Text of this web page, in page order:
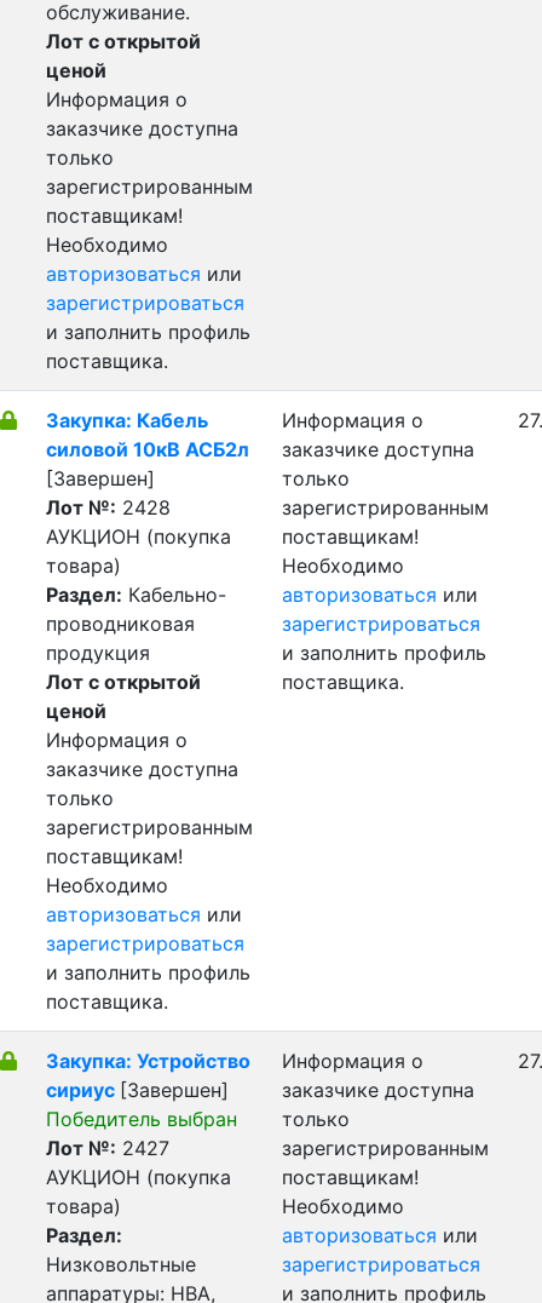
обслуживание.
Лот с открытой
ценой
Информация о
заказчике доступна
только
зарегистрированным
поставщикам!
Необходимо
авторизоваться или
зарегистрироваться
и заполнить профиль
поставщика.
Закупка: Кабель
силовой 10кВ АСБ2л
[Завершен]
Лот №: 2428
АУКЦИОН (покупка
товара)
Раздел: Кабельно-
проводниковая
продукция
Лот с открытой
ценой
Информация о
заказчике доступна
только
зарегистрированным
поставщикам!
Необходимо
авторизоваться или
зарегистрироваться
и заполнить профиль
поставщика.
Информация о
заказчике доступна
только
зарегистрированным
поставщикам!
Необходимо
авторизоваться или
зарегистрироваться
и заполнить профиль
поставщика.
Закупка: Устройство
сириус [Завершен]
Победитель выбран
Лот №: 2427
АУКЦИОН (покупка
товара)
Раздел:
Низковольтные
аппаратуры: НВА,
Информация о
заказчике доступна
только
зарегистрированным
поставщикам!
Необходимо
авторизоваться или
зарегистрироваться
и заполнить профиль